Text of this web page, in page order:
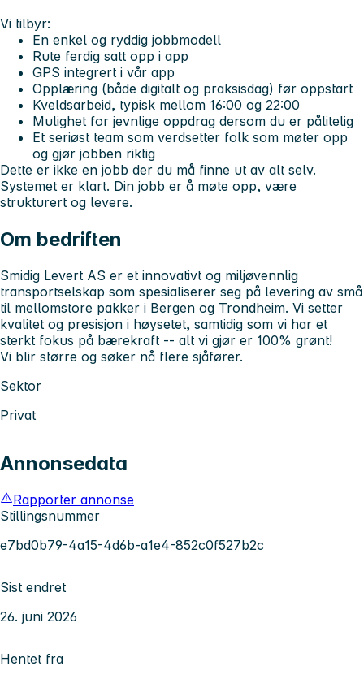
Vi tilbyr:
En enkel og ryddig jobbmodell
Rute ferdig satt opp i app
GPS integrert i vår app
Opplæring (både digitalt og praksisdag) før oppstart
Kveldsarbeid, typisk mellom 16:00 og 22:00
Mulighet for jevnlige oppdrag dersom du er pålitelig
Et seriøst team som verdsetter folk som møter opp
og gjør jobben riktig
Dette er ikke en jobb der du må finne ut av alt selv.
Systemet er klart. Din jobb er å møte opp, være
strukturert og levere.
Om bedriften
Smidig Levert AS er et innovativt og miljøvennlig
transportselskap som spesialiserer seg på levering av små
til mellomstore pakker i Bergen og Trondheim. Vi setter
kvalitet og presisjon i høysetet, samtidig som vi har et
sterkt fokus på bærekraft -- alt vi gjør er 100% grønt!
Vi blir større og søker nå flere sjåfører.
Sektor
Privat
Annonsedata
Rapporter annonse
Stillingsnummer
e7bd0b79-4a15-4d6b-a1e4-852c0f527b2c
Sist endret
26. juni 2026
Hentet fra